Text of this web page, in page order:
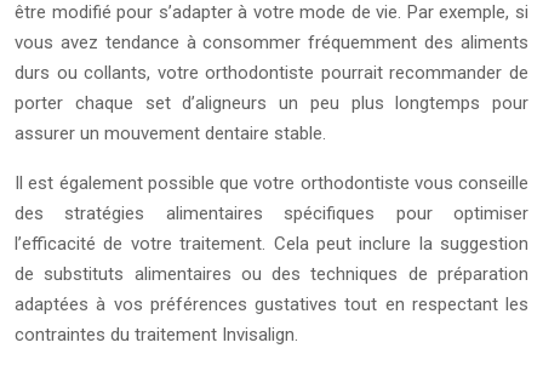
être modifié pour s’adapter à votre mode de vie. Par exemple, si
vous avez tendance à consommer fréquemment des aliments
durs ou collants, votre orthodontiste pourrait recommander de
porter chaque set d’aligneurs un peu plus longtemps pour
assurer un mouvement dentaire stable.
Il est également possible que votre orthodontiste vous conseille
des stratégies alimentaires spécifiques pour optimiser
l’efficacité de votre traitement. Cela peut inclure la suggestion
de substituts alimentaires ou des techniques de préparation
adaptées à vos préférences gustatives tout en respectant les
contraintes du traitement Invisalign.